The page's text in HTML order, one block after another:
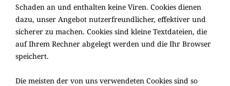
Schaden an und enthalten keine Viren. Cookies dienen
dazu, unser Angebot nutzerfreundlicher, effektiver und
sicherer zu machen. Cookies sind kleine Textdateien, die
auf Ihrem Rechner abgelegt werden und die Ihr Browser
speichert.
Die meisten der von uns verwendeten Cookies sind so